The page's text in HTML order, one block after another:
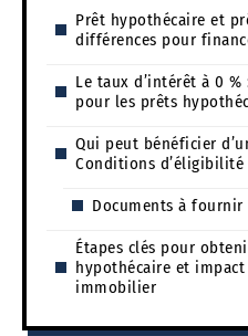
Prêt hypothécaire et
différences pour
Le taux d’intérêt à 0
pour les prêts
Qui peut bénéficier
Conditions
Documents à fournir
Étapes clés pour
hypothécaire et
immobilier